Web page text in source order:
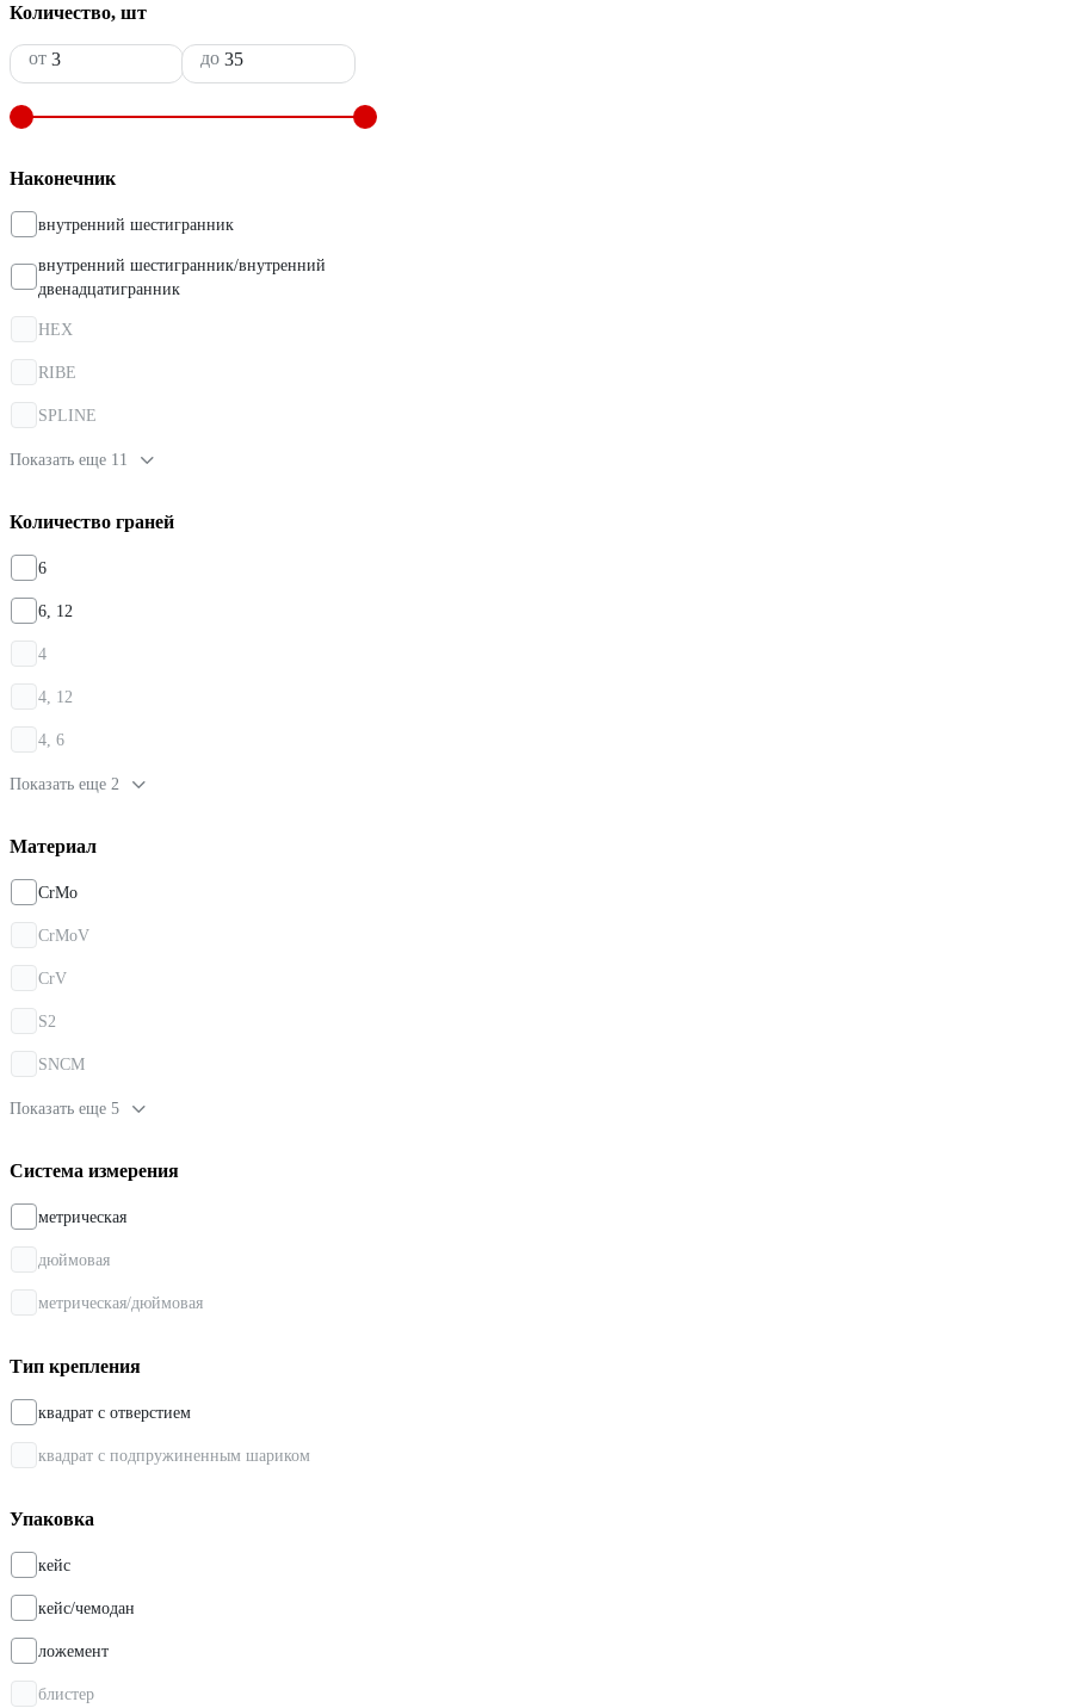
Количество, шт
от до
Наконечник
внутренний шестигранник
внутренний шестигранник/внутренний
двенадцатигранник
HEX
RIBE
SPLINE
Показать еще 11
Количество граней
6
6, 12
4
4, 12
4, 6
Показать еще 2
Материал
CrMo
CrMoV
CrV
S2
SNCM
Показать еще 5
Система измерения
метрическая
дюймовая
метрическая/дюймовая
Тип крепления
квадрат с отверстием
квадрат с подпружиненным шариком
Упаковка
кейс
кейс/чемодан
ложемент
блистер